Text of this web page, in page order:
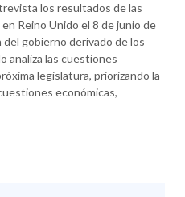
los resultados de las
Reino Unido el 8 de junio de
gobierno derivado de los
analiza las cuestiones
legislatura, priorizando la
económicas,